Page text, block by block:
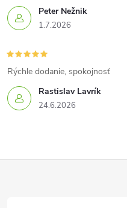
Peter Nežnik
1.7.2026
Rastislav Lavrík
24.6.2026
Rýchle dodanie, spokojnosť